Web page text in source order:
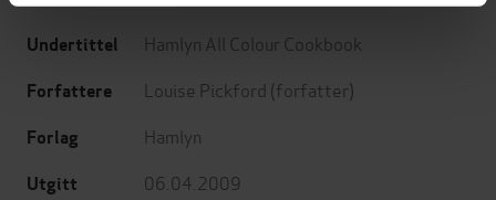
Undertittel Hamlyn All Colour Cookbook
Forfattere Louise Pickford (forfatter)
Forlag Hamlyn
Utgitt 06.04.2009